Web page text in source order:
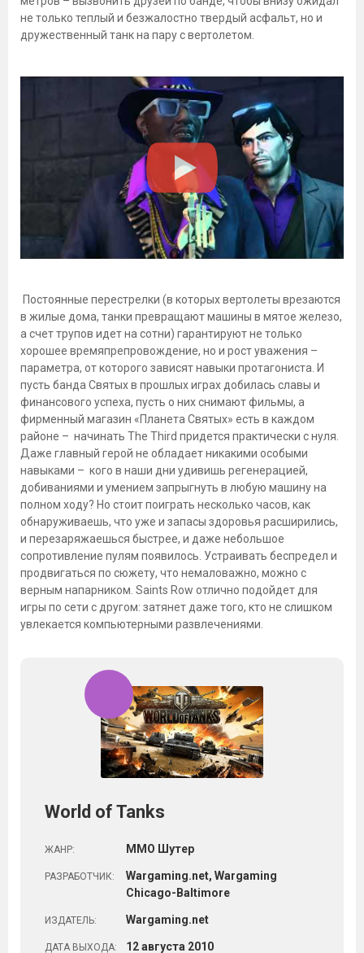
не только теплый и безжалостно твердый асфальт, но и
дружественный танк на пару с вертолетом.
Постоянные перестрелки (в которых вертолеты врезаются
в жилые дома, танки превращают машины в мятое железо,
а счет трупов идет на сотни) гарантируют не только
хорошее времяпрепровождение, но и рост уважения –
параметра, от которого зависят навыки протагониста. И
пусть банда Святых в прошлых играх добилась славы и
финансового успеха, пусть о них снимают фильмы, а
фирменный магазин «Планета Святых» есть в каждом
районе – начинать The Third придется практически с нуля.
Даже главный герой не обладает никакими особыми
навыками – кого в наши дни удивишь регенерацией,
добиваниями и умением запрыгнуть в любую машину на
полном ходу? Но стоит поиграть несколько часов, как
обнаруживаешь, что уже и запасы здоровья расширились,
и перезаряжаешься быстрее, и даже небольшое
сопротивление пулям появилось. Устраивать беспредел и
продвигаться по сюжету, что немаловажно, можно с
верным напарником. Saints Row отлично подойдет для
игры по сети с другом: затянет даже того, кто не слишком
увлекается компьютерными развлечениями.
World of Tanks
ЖАНР: ММО Шутер
РАЗРАБОТЧИК:
Wargaming.net, Wargaming
Chicago-Baltimore
ИЗДАТЕЛЬ: Wargaming.net
ДАТА ВЫХОДА: 12августа 2010